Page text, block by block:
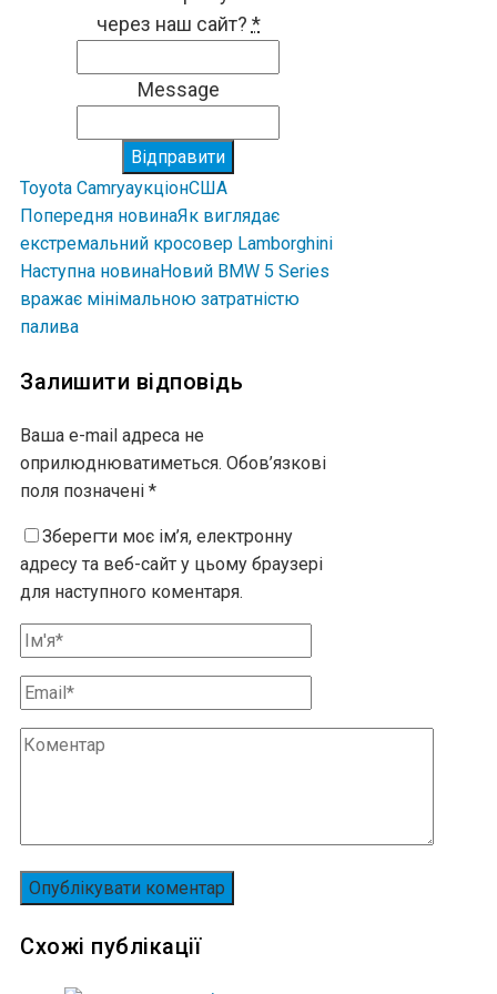
через наш сайт? *
Message
Відправити
Toyota CamryаукціонСША
Попередня новинаЯк виглядає
екстремальний кросовер Lamborghini
Наступна новинаНовий BMW 5 Series
вражає мінімальною затратністю
палива
Залишити відповідь
Ваша e-mail адреса не
оприлюднюватиметься. Обов’язкові
поля позначені *
Зберегти моє ім’я, електронну
адресу та веб-сайт у цьому браузері
для наступного коментаря.
Схожі публікації